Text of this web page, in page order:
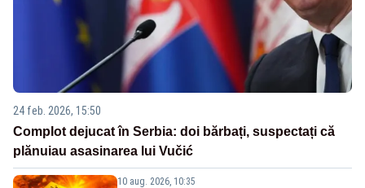
24 feb. 2026, 15:50
Complot dejucat în Serbia: doi bărbați, suspectați că
plănuiau asasinarea lui Vučić
10 aug. 2026, 10:35